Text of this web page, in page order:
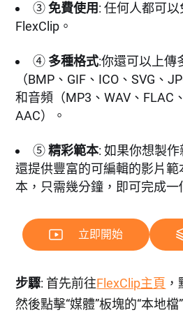
③免費使用: 任何人都可
FlexClip。
④ 多種格式:你還可以上傳
（BMP、GIF、ICO、SVG、
和音頻（MP3、WAV、FLAC
AAC）。
⑤精彩範本: 如果你想製
還提供豐富的可編輯的影片
本，只需幾分鐘，即可完成一
立即開始
步驟: 首先前往FlexClip主頁
然後點擊“媒體”板塊的“本地